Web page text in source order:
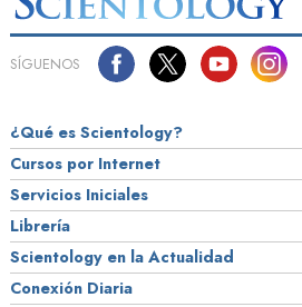
SÍGUENOS
¿Qué es Scientology?
Cursos por Internet
Servicios Iniciales
Librería
Scientology en la Actualidad
Conexión Diaria